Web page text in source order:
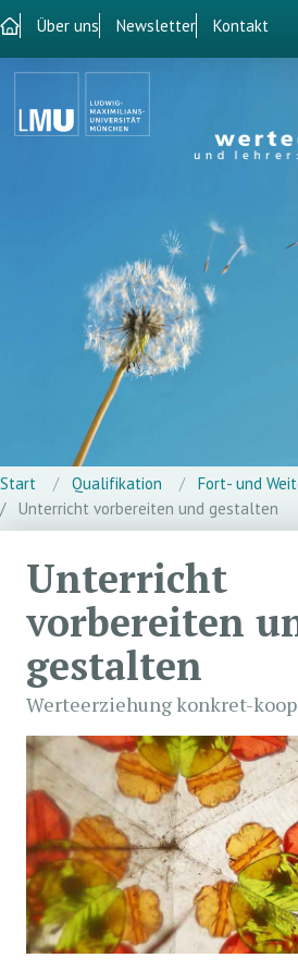
Über uns Newsletter Kontakt
Start Qualifikation
Fort- und
Unterricht vorbereiten und gestalten
Unterricht
vorbereiten
gestalten
Werteerziehung konkret-